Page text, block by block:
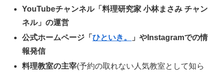
YouTubeチャンネル「料理研究家 小林まさみ チャン
ネル」の運営
公式ホームページ「ひといき。
」やInstagramでの情
報発信
料理教室の主宰(予約の取れない人気教室として知ら